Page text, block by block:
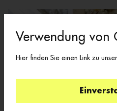
Verwendung von
Hier finden Sie einen Link zu